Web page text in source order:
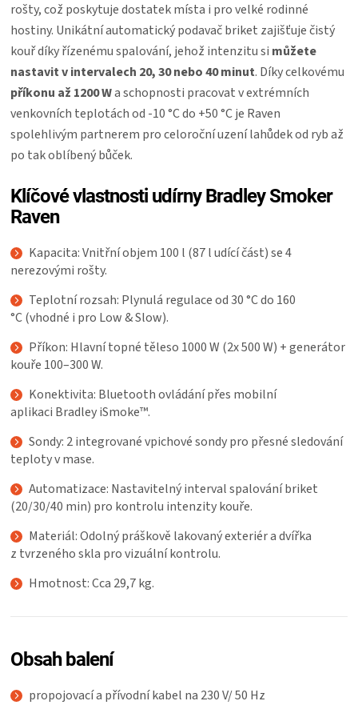
rošty, což poskytuje dostatek místa i pro velké rodinné
hostiny. Unikátní automatický podavač briket zajišťuje čistý
kouř díky řízenému spalování, jehož intenzitu si můžete
nastavit v intervalech 20, 30 nebo 40 minut. Díky celkovému
příkonu až 1200 Wa schopnosti pracovat v extrémních
venkovních teplotách od -10 °C do +50 °C je Raven
spolehlivým partnerem pro celoroční uzení lahůdek od ryb až
po tak oblíbený bůček.
Klíčové vlastnosti udírny Bradley Smoker
Raven
Kapacita: Vnitřní objem 100 l (87 l udící část) se 4
nerezovými rošty.
Teplotní rozsah: Plynulá regulace od 30 °C do 160
°C (vhodné i pro Low & Slow).
Příkon: Hlavní topné těleso 1000 W (2x 500 W) + generátor
kouře 100–300 W.
Konektivita: Bluetooth ovládání přes mobilní
aplikaci Bradley iSmoke™.
Sondy: 2 integrované vpichové sondy pro přesné sledování
teploty v mase.
Automatizace: Nastavitelný interval spalování briket
(20/30/40 min) pro kontrolu intenzity kouře.
Materiál: Odolný práškově lakovaný exteriér a dvířka
z tvrzeného skla pro vizuální kontrolu.
Hmotnost: Cca 29,7 kg.
Obsah balení
propojovací a přívodní kabel na 230 V/ 50 Hz